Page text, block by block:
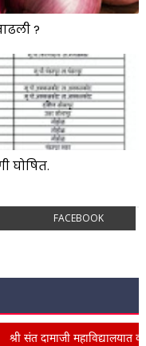
?
घोषित.
FACEBOOK
संत दामाजी महाविद्यालयात